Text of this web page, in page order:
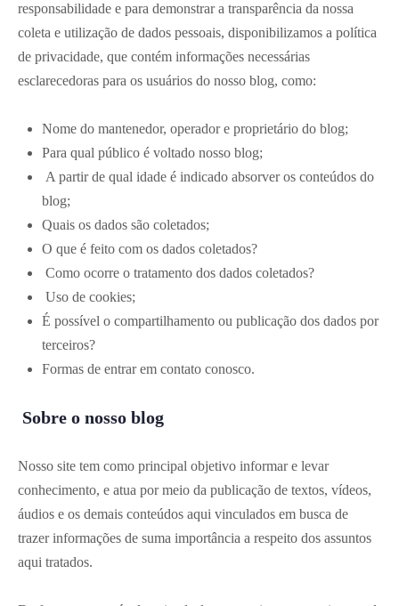
responsabilidade e para demonstrar a transparência da nossa
coleta e utilização de dados pessoais, disponibilizamos a política
de privacidade, que contém informações necessárias
esclarecedoras para os usuários do nosso blog, como:
Nome do mantenedor, operador e proprietário do blog;
Para qual público é voltado nosso blog;
A partir de qual idade é indicado absorver os conteúdos do
blog;
Quais os dados são coletados;
O que é feito com os dados coletados?
Como ocorre o tratamento dos dados coletados?
Uso de cookies;
É possível o compartilhamento ou publicação dos dados por
terceiros?
Formas de entrar em contato conosco.
Sobre o nosso blog
Nosso site tem como principal objetivo informar e levar
conhecimento, e atua por meio da publicação de textos, vídeos,
áudios e os demais conteúdos aqui vinculados em busca de
trazer informações de suma importância a respeito dos assuntos
aqui tratados.